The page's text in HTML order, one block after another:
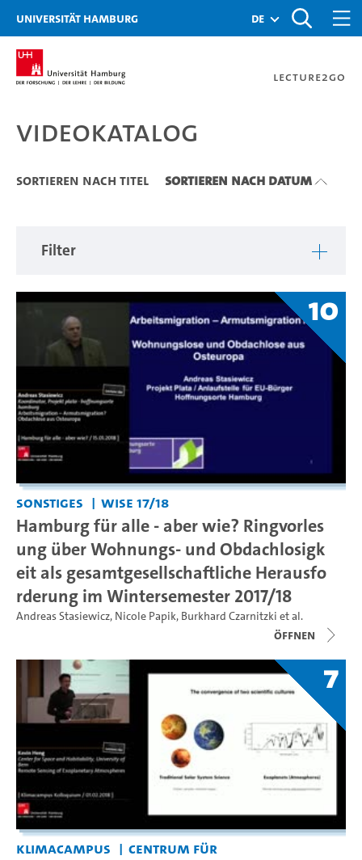
Zu den Filtern
Zur Metanavigation
Zur Hauptnavigation
Zur Suche
Zum Inhalt
Zum Seitenfuss
Universität Hamburg de
Lecture2Go
Videokatalog
Videokatalog
Sortieren nach Titel Sortieren nach Datum
Filter
10
Sonstiges WiSe 17/18
Hamburg für alle - aber wie? Ringvorles
ung über Wohnungs- und Obdachlosigk
eit als gesamtgesellschaftliche Herausfo
rderung im Wintersemester 2017/18
Andreas Stasiewicz, Nicole Papik, Burkhard Czarnitzki et al.
Öffnen
7
KlimaCampus
Centrum für